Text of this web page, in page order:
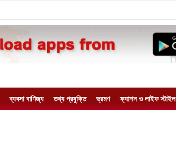
ব্যবসা বাণিজ্য তথ্য প্রযুক্তি ভ্রমণ ফ্যাশন ও লাইফ স্টাইল